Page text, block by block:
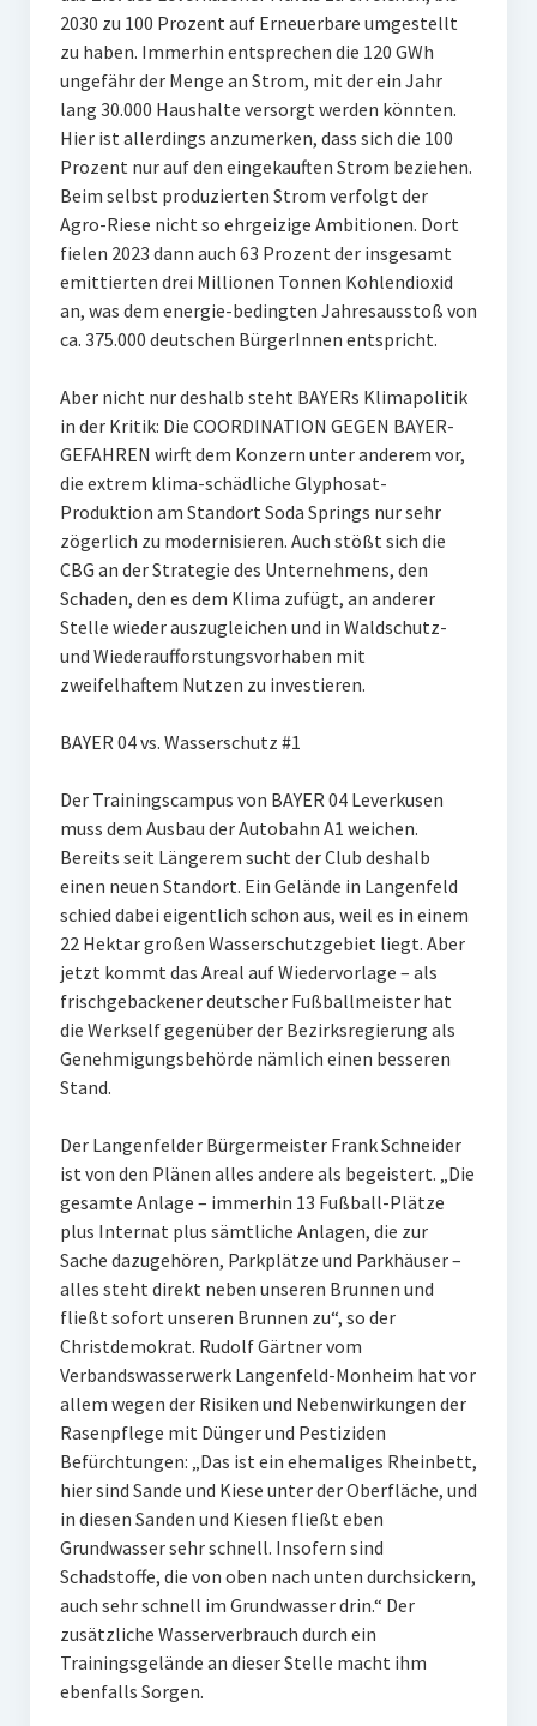
2030 zu 100 Prozent auf Erneuerbare umgestellt
zu haben. Immerhin entsprechen die 120 GWh
ungefähr der Menge an Strom, mit der ein Jahr
lang 30.000 Haushalte versorgt werden könnten.
Hier ist allerdings anzumerken, dass sich die 100
Prozent nur auf den eingekauften Strom beziehen.
Beim selbst produzierten Strom verfolgt der
Agro-Riese nicht so ehrgeizige Ambitionen. Dort
fielen 2023 dann auch 63 Prozent der insgesamt
emittierten drei Millionen Tonnen Kohlendioxid
an, was dem energie-bedingten Jahresausstoß von
ca. 375.000 deutschen BürgerInnen entspricht.
Aber nicht nur deshalb steht BAYERs Klimapolitik
in der Kritik: Die COORDINATION GEGEN BAYER-
GEFAHREN wirft dem Konzern unter anderem vor,
die extrem klima-schädliche Glyphosat-
Produktion am Standort Soda Springs nur sehr
zögerlich zu modernisieren. Auch stößt sich die
CBG an der Strategie des Unternehmens, den
Schaden, den es dem Klima zufügt, an anderer
Stelle wieder auszugleichen und in Waldschutz-
und Wiederaufforstungsvorhaben mit
zweifelhaftem Nutzen zu investieren.
BAYER 04 vs. Wasserschutz #1
Der Trainingscampus von BAYER 04 Leverkusen
muss dem Ausbau der Autobahn A1 weichen.
Bereits seit Längerem sucht der Club deshalb
einen neuen Standort. Ein Gelände in Langenfeld
schied dabei eigentlich schon aus, weil es in einem
22 Hektar großen Wasserschutzgebiet liegt. Aber
jetzt kommt das Areal auf Wiedervorlage – als
frischgebackener deutscher Fußballmeister hat
die Werkself gegenüber der Bezirksregierung als
Genehmigungsbehörde nämlich einen besseren
Stand.
Der Langenfelder Bürgermeister Frank Schneider
ist von den Plänen alles andere als begeistert. „Die
gesamte Anlage – immerhin 13 Fußball-Plätze
plus Internat plus sämtliche Anlagen, die zur
Sache dazugehören, Parkplätze und Parkhäuser –
alles steht direkt neben unseren Brunnen und
fließt sofort unseren Brunnen zu“, so der
Christdemokrat. Rudolf Gärtner vom
Verbandswasserwerk Langenfeld-Monheim hat vor
allem wegen der Risiken und Nebenwirkungen der
Rasenpflege mit Dünger und Pestiziden
Befürchtungen: „Das ist ein ehemaliges Rheinbett,
hier sind Sande und Kiese unter der Oberfläche, und
in diesen Sanden und Kiesen fließt eben
Grundwasser sehr schnell. Insofern sind
Schadstoffe, die von oben nach unten durchsickern,
auch sehr schnell im Grundwasser drin.“ Der
zusätzliche Wasserverbrauch durch ein
Trainingsgelände an dieser Stelle macht ihm
ebenfalls Sorgen.